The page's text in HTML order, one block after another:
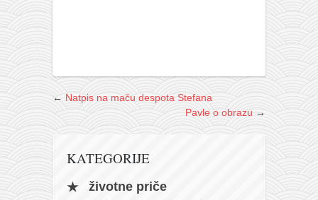
termini treninga
moja priča
moja priča
fotke
kontakt
← Natpis na maču despota Stefana
Pavle o obrazu →
KATEGORIJE
životne priče